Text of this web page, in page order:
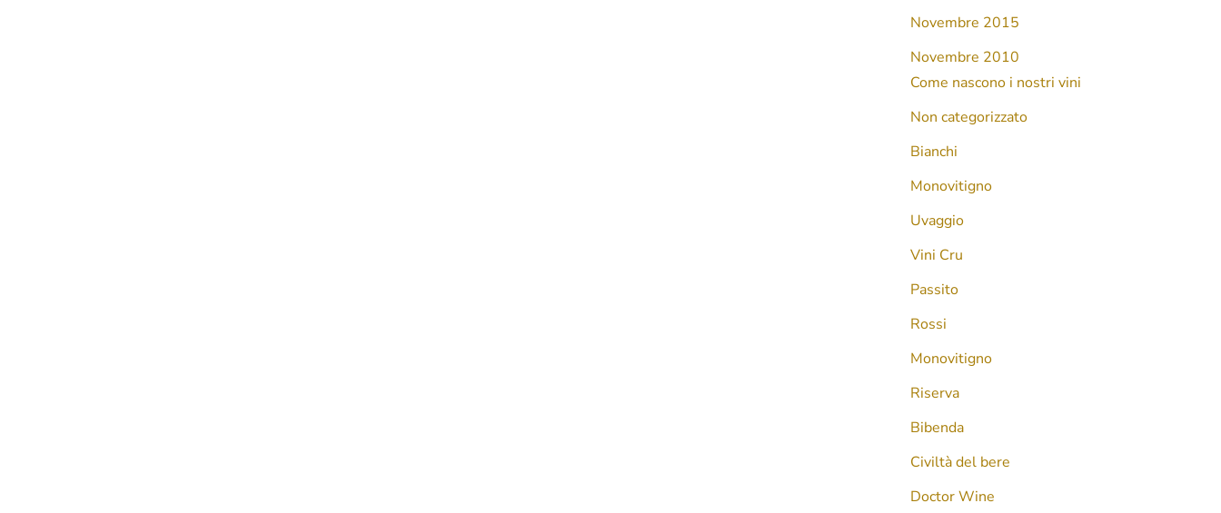
Novembre 2015
Novembre 2010
Come nascono i nostri vini
Non categorizzato
Bianchi
Monovitigno
Uvaggio
Vini Cru
Passito
Rossi
Monovitigno
Riserva
Bibenda
Civiltà del bere
Doctor Wine